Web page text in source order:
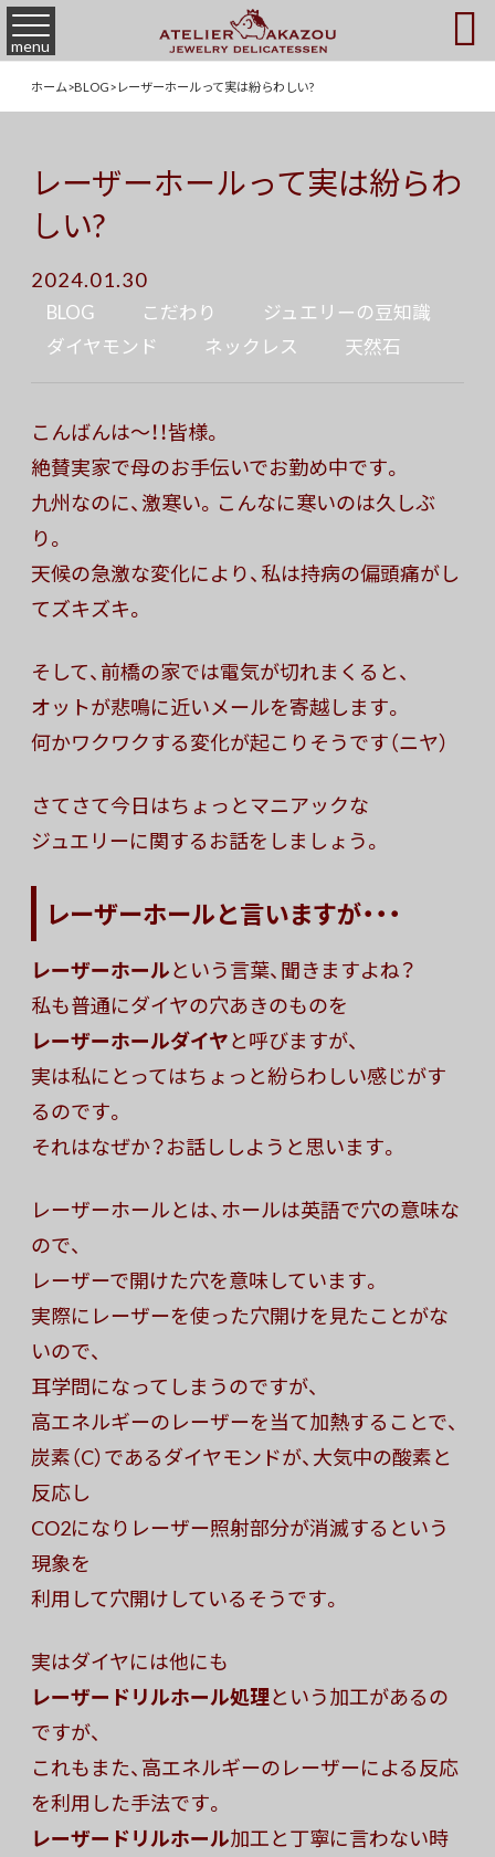
menu 
ホーム>BLOG>レーザーホールって実は紛らわしい?
レーザーホールって実は紛らわ
しい?
2024.01.30
BLOG こだわり
ジュエリーの豆知識
ダイヤモンド
ネックレス 天然石
こんばんは〜！！皆様。
絶賛実家で母のお手伝いでお勤め中です。
九州なのに、激寒い。こんなに寒いのは久しぶ
り。
天候の急激な変化により、私は持病の偏頭痛がし
てズキズキ。
そして、前橋の家では電気が切れまくると、
オットが悲鳴に近いメールを寄越します。
何かワクワクする変化が起こりそうです（ニヤ）
さてさて今日はちょっとマニアックな
ジュエリーに関するお話をしましょう。
レーザーホールと言いますが・・・
レーザーホールという言葉、聞きますよね？
私も普通にダイヤの穴あきのものを
レーザーホールダイヤと呼びますが、
実は私にとってはちょっと紛らわしい感じがす
るのです。
それはなぜか？お話ししようと思います。
レーザーホールとは、ホールは英語で穴の意味な
ので、
レーザーで開けた穴を意味しています。
実際にレーザーを使った穴開けを見たことがな
いので、
耳学問になってしまうのですが、
高エネルギーのレーザーを当て加熱することで、
炭素（C）であるダイヤモンドが、大気中の酸素と
反応し
CO2になりレーザー照射部分が消滅するという
現象を
利用して穴開けしているそうです。
実はダイヤには他にも
レーザードリルホール処理という加工があるの
ですが、
これもまた、高エネルギーのレーザーによる反応
を利用した手法です。
レーザードリルホール加工と丁寧に言わない時